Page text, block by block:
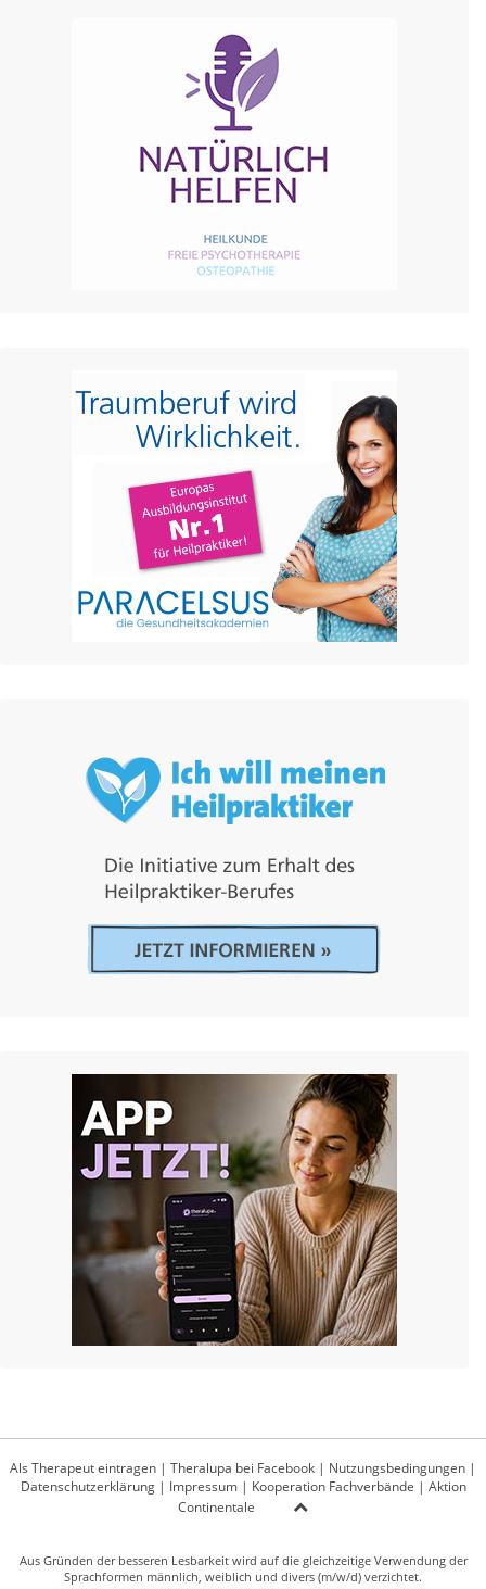
Als Therapeut eintragen | Theralupa bei Facebook | Nutzungsbedingungen |
Datenschutzerklärung| Impressum| Kooperation Fachverbände | Aktion
Continentale
Aus Gründen der besseren Lesbarkeit wird auf die gleichzeitige Verwendung der
Sprachformen männlich, weiblich und divers (m/w/d) verzichtet.